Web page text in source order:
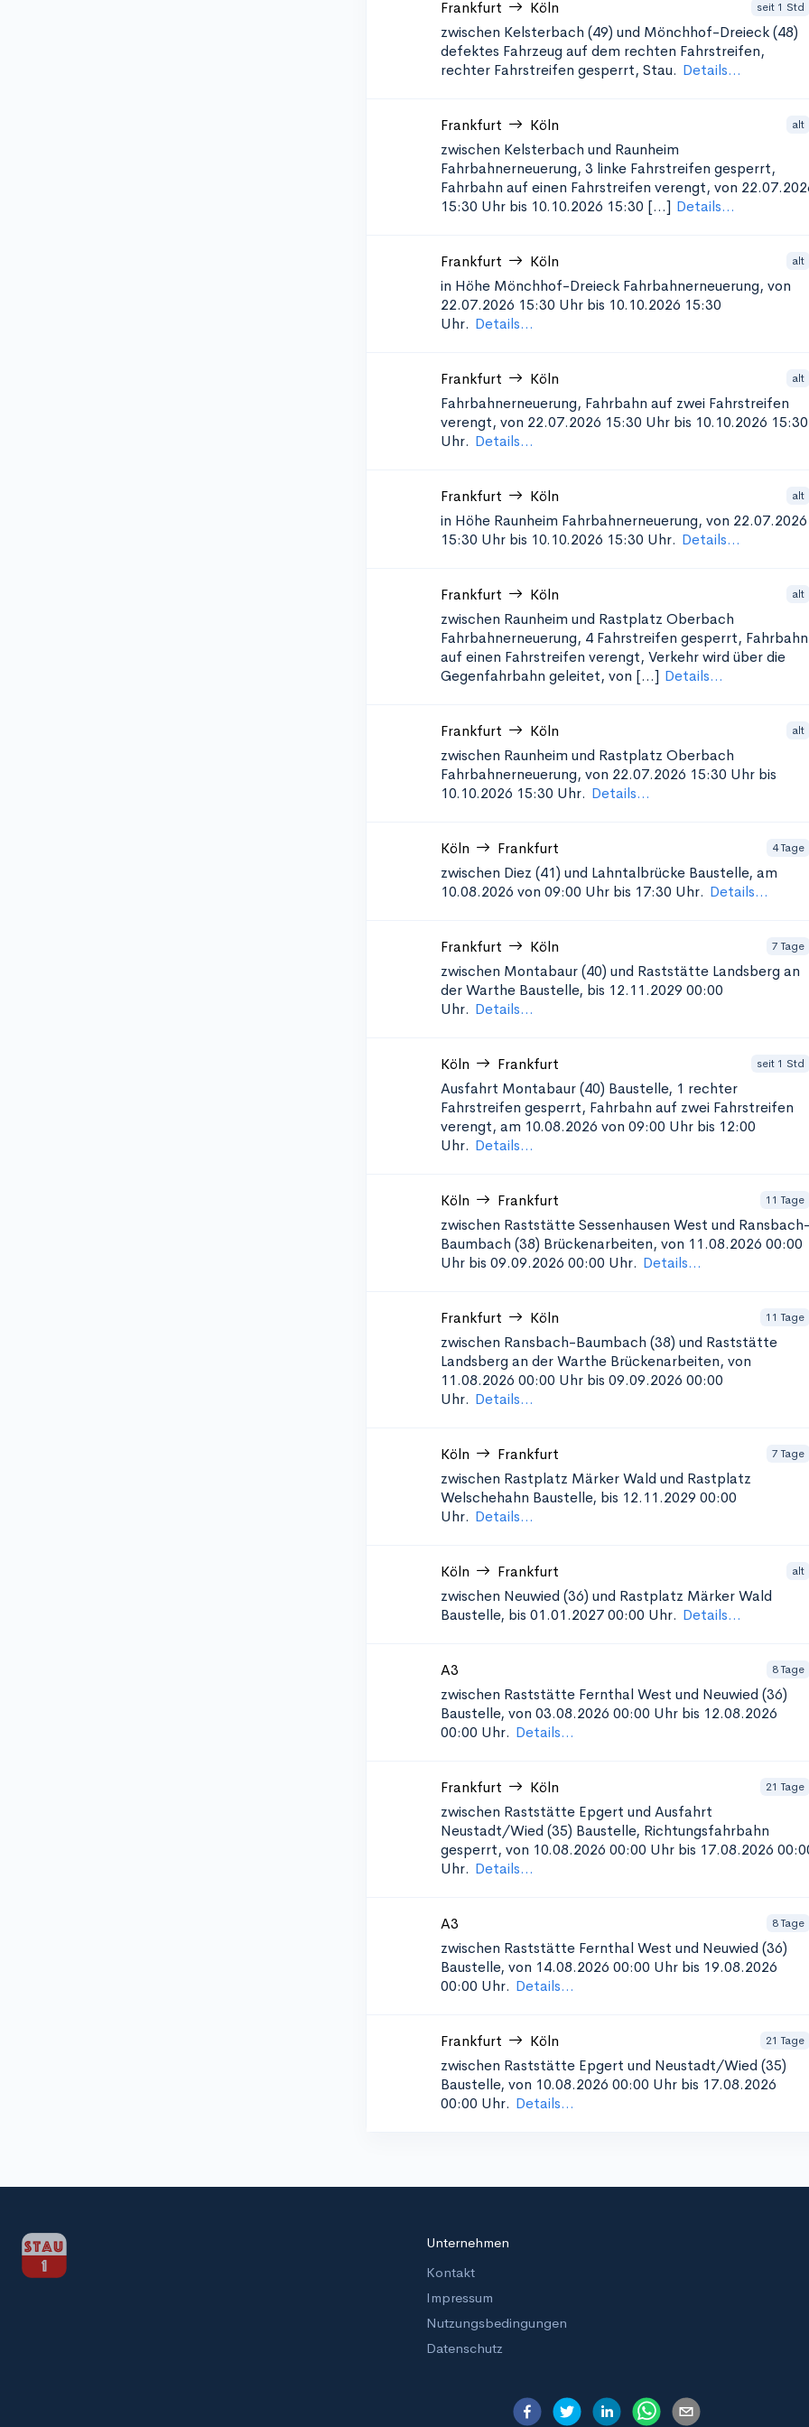
Frankfurt Köln seit 1 Std
zwischen Kelsterbach (49) und Mönchhof-Dreieck (48)
defektes Fahrzeug auf dem rechten Fahrstreifen,
rechter Fahrstreifen gesperrt, Stau. Details...
Frankfurt Köln alt
zwischen Kelsterbach und Raunheim
Fahrbahnerneuerung, 3 linke Fahrstreifen gesperrt,
Fahrbahn auf einen Fahrstreifen verengt, von
15:30 Uhr bis 10.10.2026 15:30 [...] Details...
Frankfurt Köln alt
in Höhe Mönchhof-Dreieck Fahrbahnerneuerung, von
22.07.2026 15:30 Uhr bis 10.10.2026 15:30
Uhr. Details...
Frankfurt Köln alt
Fahrbahnerneuerung, Fahrbahn auf zwei Fahrstreifen
verengt, von 22.07.2026 15:30 Uhr bis 10.10.2026 15:30
Uhr. Details...
Frankfurt Köln alt
in Höhe Raunheim Fahrbahnerneuerung, von 22.07.2026
15:30 Uhr bis 10.10.2026 15:30 Uhr. Details...
Frankfurt Köln alt
zwischen Raunheim und Rastplatz Oberbach
Fahrbahnerneuerung, 4 Fahrstreifen gesperrt, Fahrbahn
auf einen Fahrstreifen verengt, Verkehr wird über die
Gegenfahrbahn geleitet, von [...] Details...
Frankfurt Köln alt
zwischen Raunheim und Rastplatz Oberbach
Fahrbahnerneuerung, von 22.07.2026 15:30 Uhr bis
10.10.2026 15:30 Uhr. Details...
Köln Frankfurt 4 Tage
zwischen Diez (41) und Lahntalbrücke Baustelle, am
10.08.2026 von 09:00 Uhr bis 17:30 Uhr. Details...
Frankfurt Köln 7 Tage
zwischen Montabaur (40) und Raststätte Landsberg an
der Warthe Baustelle, bis 12.11.2029 00:00
Uhr. Details...
Köln Frankfurt seit 1 Std
Ausfahrt Montabaur (40) Baustelle, 1 rechter
Fahrstreifen gesperrt, Fahrbahn auf zwei Fahrstreifen
verengt, am 10.08.2026 von 09:00 Uhr bis 12:00
Uhr. Details...
Köln Frankfurt 11 Tage
zwischen Raststätte Sessenhausen West und
Baumbach (38) Brückenarbeiten, von 11.08.2026 00:00
Uhr bis 09.09.2026 00:00 Uhr. Details...
Frankfurt Köln 11 Tage
zwischen Ransbach-Baumbach (38) und Raststätte
Landsberg an der Warthe Brückenarbeiten, von
11.08.2026 00:00 Uhr bis 09.09.2026 00:00
Uhr. Details...
Köln Frankfurt 7 Tage
zwischen Rastplatz Märker Wald und Rastplatz
Welschehahn Baustelle, bis 12.11.2029 00:00
Uhr. Details...
Köln Frankfurt alt
zwischen Neuwied (36) und Rastplatz Märker Wald
Baustelle, bis 01.01.2027 00:00 Uhr. Details...
A3 8 Tage
zwischen Raststätte Fernthal West und Neuwied (36)
Baustelle, von 03.08.2026 00:00 Uhr bis 12.08.2026
00:00 Uhr. Details...
Frankfurt Köln 21 Tage
zwischen Raststätte Epgert und Ausfahrt
Neustadt/Wied (35) Baustelle, Richtungsfahrbahn
gesperrt, von 10.08.2026 00:00 Uhr bis 17.08.2026
Uhr. Details...
A3 8 Tage
zwischen Raststätte Fernthal West und Neuwied (36)
Baustelle, von 14.08.2026 00:00 Uhr bis 19.08.2026
00:00 Uhr. Details...
Frankfurt Köln 21 Tage
zwischen Raststätte Epgert und Neustadt/Wied (35)
Baustelle, von 10.08.2026 00:00 Uhr bis 17.08.2026
00:00 Uhr. Details...
Unternehmen
Kontakt
Impressum
Nutzungsbedingungen
Datenschutz